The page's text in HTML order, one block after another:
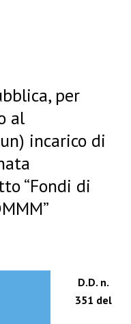
per
al
incarico di
“Fondi di
D.D. n.
351 del